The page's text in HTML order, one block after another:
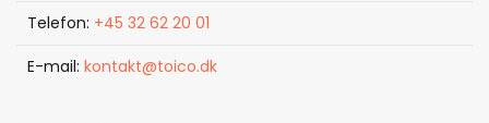
Telefon: +45 32 62 20 01
E-mail: kontakt@toico.dk